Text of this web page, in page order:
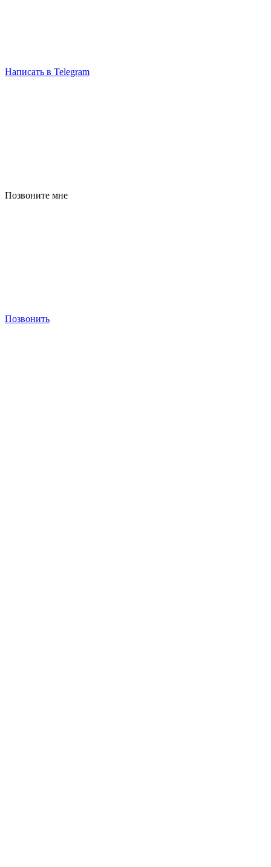
Написать в Telegram
Позвоните мне
Позвонить